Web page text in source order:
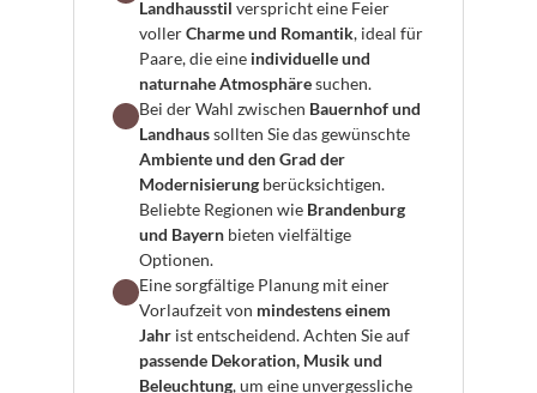
Landhausstil verspricht eine Feier
voller Charme und Romantik, ideal für
Paare, die eine individuelle und
naturnahe Atmosphäre suchen.
Bei der Wahl zwischen Bauernhof und
Landhaus
Ambiente und den Grad der
Modernisierung berücksichtigen.
Beliebte Regionen wie Brandenburg
und Bayern bieten vielfältige
Optionen.
Eine sorgfältige Planung mit einer
Vorlaufzeit von mindestens einem
Jahr
passende Dekoration, Musik und
Beleuchtung